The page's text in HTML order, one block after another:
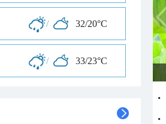
/ 32/20°C
/ 33/23°C